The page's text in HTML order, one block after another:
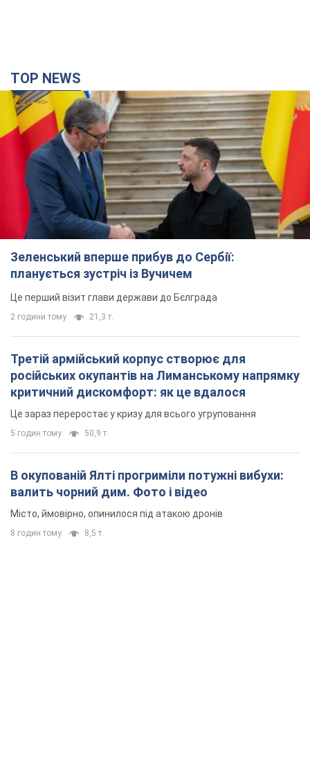
TOP NEWS
Зеленський вперше прибув до Сербії:
планується зустріч із Вучичем
Це перший візит глави держави до Бєлграда
2 години тому 21,3 т.
Третій армійський корпус створює для
російських окупантів на Лиманському напрямку
критичний дискомфорт: як це вдалося
Це зараз переростає у кризу для всього угруповання
5 годин тому 50,9 т.
В окупованій Ялті прогриміли потужні вибухи:
валить чорний дим. Фото і відео
Місто, ймовірно, опинилося під атакою дронів
8 годин тому 8,5 т.